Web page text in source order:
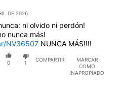
DE 2026
ni olvido ni perdón!
nunca más!
NV36507 NUNCA MÁS!!!!
0 1
COMPARTIR
MARCAR
COMO
INAPROPIADO